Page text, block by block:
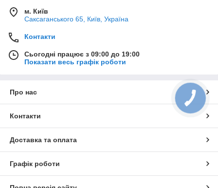
м. Київ
Саксаганського 65, Київ, Україна
Контакти
Сьогодні працює з 09:00 до 19:00
Показати весь графік роботи
Про нас
Контакти
Доставка та оплата
Графік роботи